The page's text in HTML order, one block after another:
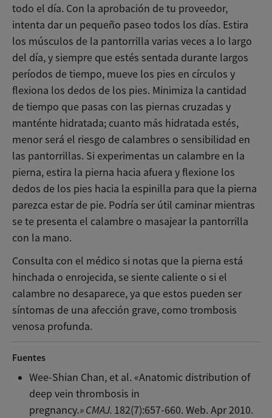
todo el día. Con la aprobación de tu proveedor,
intenta dar un pequeño paseo todos los días. Estira
los músculos de la pantorrilla varias veces a lo largo
del día, y siempre que estés sentada durante largos
períodos de tiempo, mueve los pies en círculos y
flexiona los dedos de los pies. Minimiza la cantidad
de tiempo que pasas con las piernas cruzadas y
manténte hidratada; cuanto más hidratada estés,
menor será el riesgo de calambres o sensibilidad en
las pantorrillas. Si experimentas un calambre en la
pierna, estira la pierna hacia afuera y flexione los
dedos de los pies hacia la espinilla para que la pierna
parezca estar de pie. Podría ser útil caminar mientras
se te presenta el calambre o masajear la pantorrilla
con la mano.
Consulta con el médico si notas que la pierna está
hinchada o enrojecida, se siente caliente o si el
calambre no desaparece, ya que estos pueden ser
síntomas de una afección grave, como trombosis
venosa profunda.
Fuentes
Wee-Shian Chan, et al. «Anatomic distribution of
deep vein thrombosis in
pregnancy.»CMAJ. 182(7):657-660. Web. Apr 2010.